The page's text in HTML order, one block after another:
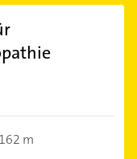
162 m